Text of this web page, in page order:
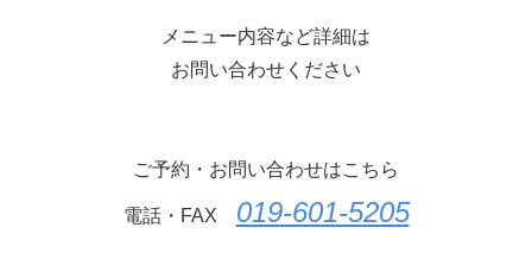
メニュー内容など詳細は
お問い合わせください
ご予約・お問い合わせはこちら
電話・FAX 019-601-5205